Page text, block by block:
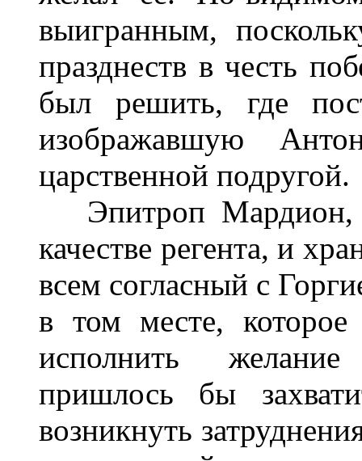
выигранным,
празднеств в честь
был решить, где
изображавшую
царственной подругой.
Эпитроп Мардион,
качестве регента, и
всем согласный с
в том месте,
исполнить желание
пришлось бы
возникнуть